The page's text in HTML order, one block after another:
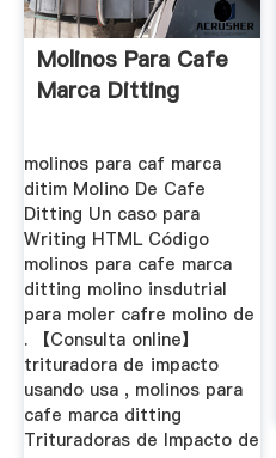
Molinos Para Cafe
Marca Ditting
molinos para caf marca
ditim Molino De Cafe
Ditting Un caso para
Writing HTML Código
molinos para cafe marca
ditting molino insdutrial
para moler cafre molino de
. 【Consulta online】
trituradora de impacto
usando usa , molinos para
cafe marca ditting
Trituradoras de Impacto de